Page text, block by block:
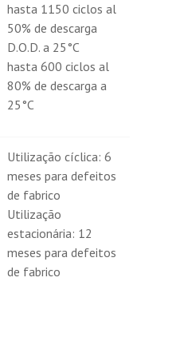
hasta 1150 ciclos al
50% de descarga
D.O.D. a 25°C
hasta 600 ciclos al
80% de descarga a
25°C
Utilização cíclica: 6
meses para defeitos
de fabrico
Utilização
estacionária: 12
meses para defeitos
de fabrico